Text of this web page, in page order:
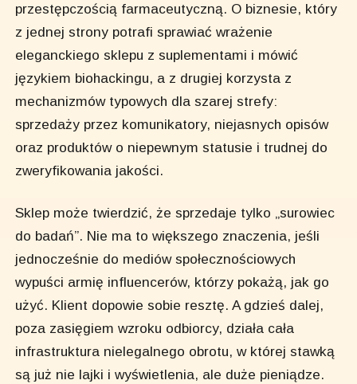
przestępczością farmaceutyczną. O biznesie, który
z jednej strony potrafi sprawiać wrażenie
eleganckiego sklepu z suplementami i mówić
językiem biohackingu, a z drugiej korzysta z
mechanizmów typowych dla szarej strefy:
sprzedaży przez komunikatory, niejasnych opisów
oraz produktów o niepewnym statusie i trudnej do
zweryfikowania jakości.
Sklep może twierdzić, że sprzedaje tylko „surowiec
do badań”. Nie ma to większego znaczenia, jeśli
jednocześnie do mediów społecznościowych
wypuści armię influencerów, którzy pokażą, jak go
użyć. Klient dopowie sobie resztę. A gdzieś dalej,
poza zasięgiem wzroku odbiorcy, działa cała
infrastruktura nielegalnego obrotu, w której stawką
są już nie lajki i wyświetlenia, ale duże pieniądze.